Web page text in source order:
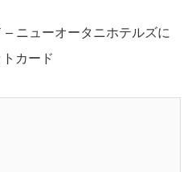
ニューオータニホテルズに
カード